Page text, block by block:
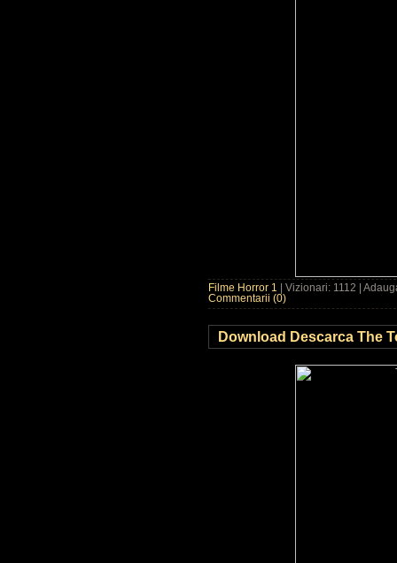
Filme Horror 1
| Vizionari: 1112 |
Commentarii (0)
Download Descarca The